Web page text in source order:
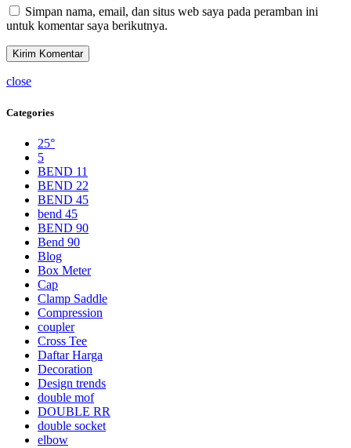
Simpan nama, email, dan situs web saya pada peramban ini
untuk komentar saya berikutnya.
close
Categories
25°
5
BEND 11
BEND 22
BEND 45
bend 45
BEND 90
Bend 90
Blog
Box Meter
Cap
Clamp Saddle
Compression
coupler
Cross Tee
Daftar Harga
Decoration
Design trends
double mof
DOUBLE RR
double socket
elbow